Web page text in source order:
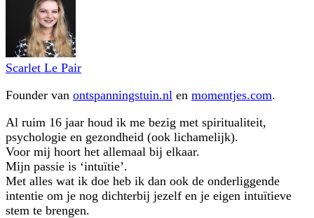
Scarlet Le Pair
Founder van ontspanningstuin.nl en momentjes.com.
Al ruim 16 jaar houd ik me bezig met spiritualiteit,
psychologie en gezondheid (ook lichamelijk).
Voor mij hoort het allemaal bij elkaar.
Mijn passie is ‘intuïtie’.
Met alles wat ik doe heb ik dan ook de onderliggende
intentie om je nog dichterbij jezelf en je eigen intuïtieve
stem te brengen.